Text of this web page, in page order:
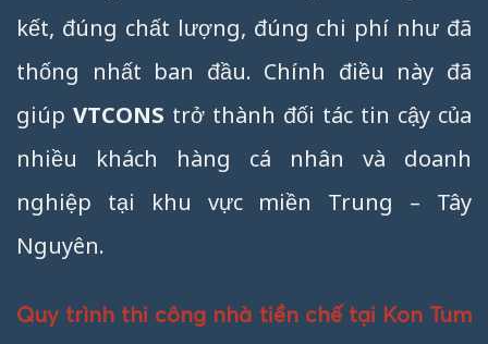
kết, đúng chất lượng, đúng chi phí như đã
thống nhất ban đầu. Chính điều này đã
giúp VTCONS trở thành đối tác tin cậy của
nhiều khách hàng cá nhân và doanh
nghiệp tại khu vực miền Trung – Tây
Nguyên.
Quy trình thi công nhà tiền chế tại Kon Tum